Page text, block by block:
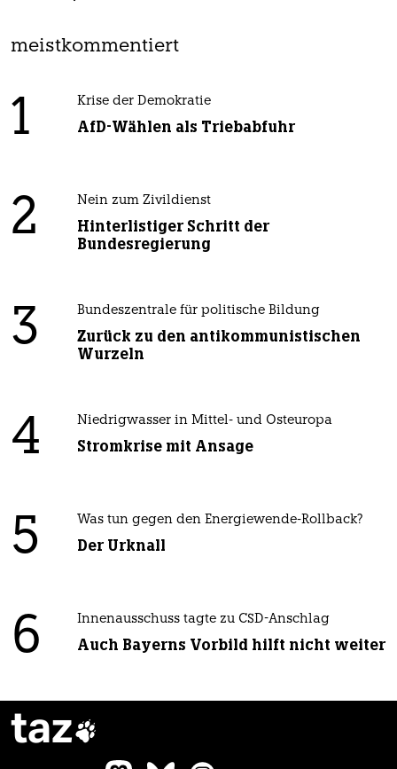
meistkommentiert
1 Krise der Demokratie
AfD-Wählen als Triebabfuhr
2 Nein zum Zivildienst
Hinterlistiger Schritt der
Bundesregierung
3 Bundeszentrale für politische Bildung
Zurück zu den antikommunistischen
Wurzeln
4 Niedrigwasser in Mittel- und Osteuropa
Stromkrise mit Ansage
5 Was tun gegen den Energiewende-Rollback?
Der Urknall
6 Innenausschuss tagte zu CSD-Anschlag
Auch Bayerns Vorbild hilft nicht weiter
taz